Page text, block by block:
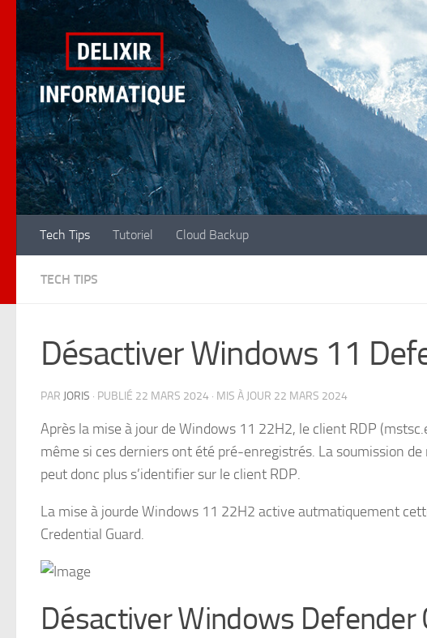
Skip to content
Tech Tips Tutoriel Cloud Backup
TECH TIPS
Désactiver Windows 11
PAR JORIS · PUBLIÉ 22 MARS 2024 · MIS À JOUR 22 MARS 2024
Après la mise à jour de Windows 11 22H2, le client RDP
même si ces derniers ont été pré-enregistrés. La soumission
peut donc plus s’identifier sur le client RDP.
La mise à jourde Windows 11 22H2 active autmatiquement
Credential Guard.
Désactiver Windows Defender